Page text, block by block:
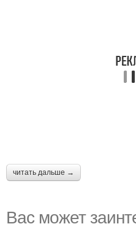
читать дальше →
Вас может